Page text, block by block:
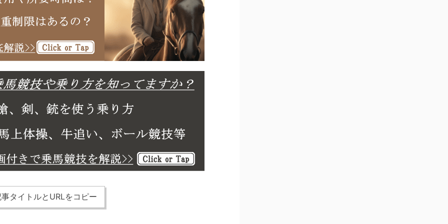
タイトルとURLをコピー